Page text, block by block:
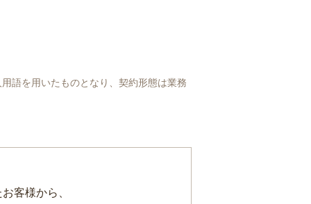
語を用いたものとなり、契約形態は業務
客様から、